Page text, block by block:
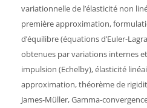
variationnelle de l’élasticité non
première approximation,
d’équilibre (équations d’Euler-
obtenues par variations internes
impulsion (Echelby), élasticité
approximation, théorème de
James-Müller, Gamma-